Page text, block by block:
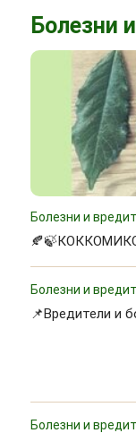
Болезни
Болезни и
Болезни и
📌Вредители и
Болезни и